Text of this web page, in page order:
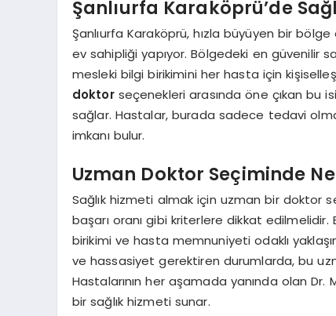
Şanlıurfa Karaköprü’de
Şanlıurfa Karaköprü, hızla büyüyen bir
ev sahipliği yapıyor. Bölgedeki en güvenilir
mesleki bilgi birikimini her hasta için
doktorseçenekleri arasında öne çıkan bu
sağlar. Hastalar, burada sadece tedavi
imkanı bulur.
Uzman Doktor Seçiminde
Sağlık hizmeti almak için uzman bir doktor
başarı oranı gibi kriterlere dikkat edilmelidir.
birikimi ve hasta memnuniyeti odaklı
ve hassasiyet gerektiren durumlarda, bu
Hastalarının her aşamada yanında olan
bir sağlık hizmeti sunar.